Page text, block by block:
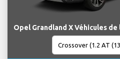
Opel Grandland X Véhicules